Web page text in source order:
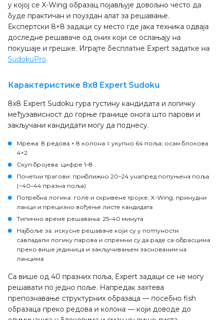
у којој се X-Wing образац појављује довољно често да
буде практичан и поуздан алат за решавање.
Експертски 8×8 задаци су место где јака техника одваја
доследне решаваче од оних који се ослањају на
покушаје и грешке. Играјте бесплатне Expert задатке на
SudokuPro.
Карактеристике 8x8 Expert Sudoku
8x8 Expert Sudoku гура густину кандидата и логичку
међузависност до горње границе онога што парови и
закључани кандидати могу да поднесу.
Мрежа: 8 редова × 8 колона = укупно 64 поља; осам блокова
4×2
Скуп бројева: цифре 1–8
Почетни трагови: приближно 20–24 унапред попуњена поља
(~40–44 празна поља)
Потребна логика: голе и скривене тројке, X-Wing, принудни
ланци и прецизно вођење листе кандидата
Типично време решавања: 25–40 минута
Најбоље за: искусне решаваче који су у потпуности
савладали логику парова и спремни су да раде са обрасцима
преко више јединица и закључивањем заснованим на
ланцима
Са више од 40 празних поља, Expert задаци се не могу
решавати по једно поље. Напредак захтева
препознавање структурних образаца — посебно fish
образаца преко редова и колона — који доводе до